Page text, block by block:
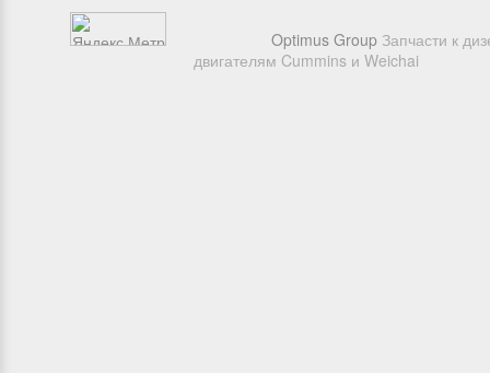
Optimus Group Запчасти к
двигателям Cummins и Weichai